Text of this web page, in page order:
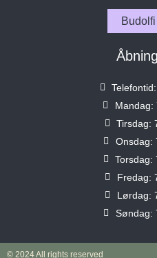
Budolfi
Mandag:
Tirsdag:
Onsdag:
Torsdag:
Fredag:
Lørdag:
Søndag:
© 2024 All rights reserved